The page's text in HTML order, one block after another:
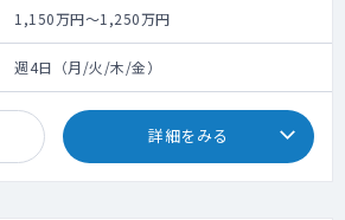
1,150万円～1,250万円
週4日（月/火/木/金）
詳細をみる